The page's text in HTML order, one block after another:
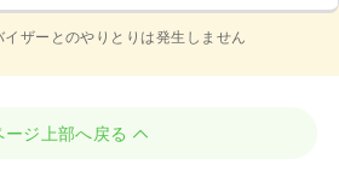
ザーとのやりとりは発生しません
ージ上部へ戻る